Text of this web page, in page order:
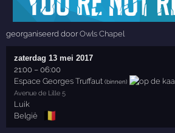
georganiseerd doorOwls Chapel
zaterdag 13 mei 2017
21:00 –06:00
Espace Georges Truffaut (binnen)
Avenue de Lille 5
Luik
België
🇧🇪